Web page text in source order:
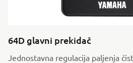
64D glavni prekidač
Jednostavna regulacija paljenja